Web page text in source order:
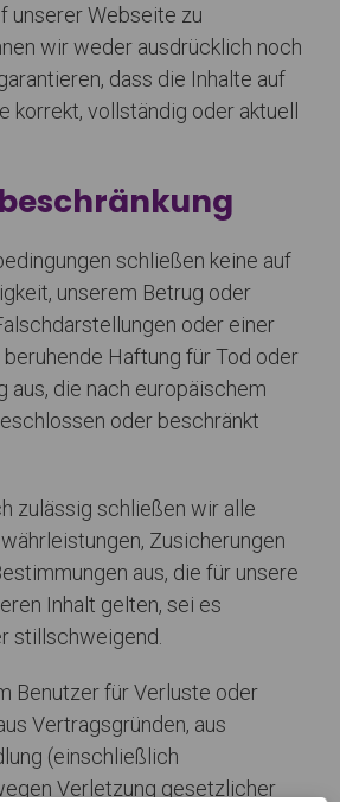
unserer Webseite zu
wir weder ausdrücklich noch
dass die Inhalte auf
korrekt, vollständig oder aktuell
schließen keine auf
unserem Betrug oder
oder einer
Haftung für Tod oder
aus, die nach europäischem
oder beschränkt
zulässig schließen wir alle
Zusicherungen
aus, die für unsere
Inhalt gelten, sei es
stillschweigend.
Benutzer für Verluste oder
Vertragsgründen, aus
(einschließlich
Verletzung gesetzlicher